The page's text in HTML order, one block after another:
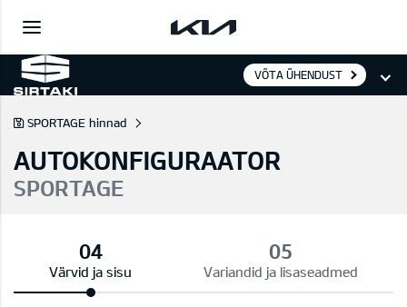
VÕTA ÜHENDUST
SPORTAGE hinnad
AUTOKONFIGURAATOR
SPORTAGE
Värvid ja sisu Variandid ja lisaseadmed